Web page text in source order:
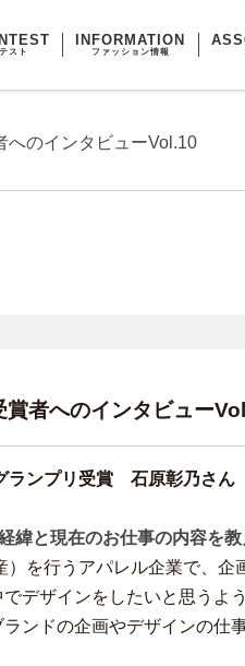
スト
INFORMATION
ファッション情報
へのインタビューVol.10
者へのインタビュー
ランプリ受賞 石原彰乃さん
と現在のお仕事の内容を教
を行うアパレル企業で、企
デザインをしたいと思うよ
ンドの企画やデザインの仕